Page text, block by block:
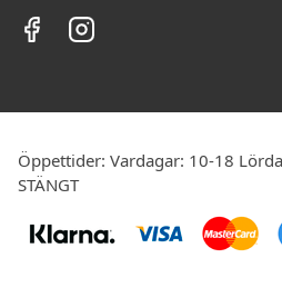
Öppettider: Vardagar: 10-18
STÄNGT